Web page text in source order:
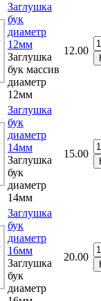
Заглушка
бук
диаметр
12мм
Заглушка
бук массив
диаметр
12мм
12.00
Заглушка
бук
диаметр
14мм
Заглушка
бук
диаметр
14мм
15.00
Заглушка
бук
диаметр
16мм
Заглушка
бук
диаметр
20.00